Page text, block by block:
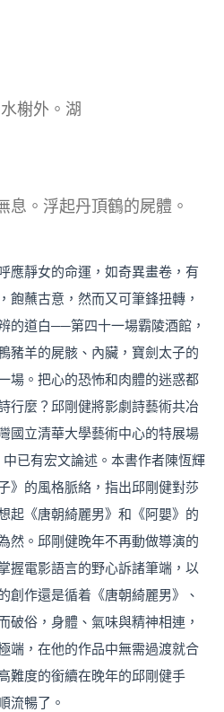
榭外。湖
息。浮起丹頂鶴的屍體。
應靜女的命運，如奇異畫卷，有
飽蘸古意，然而又可筆鋒扭轉，
的道白──第四十一場霸陵酒館，
豬羊的屍骸、內臟，寶劍太子的
場。把心的恐怖和肉體的迷惑都
行麼？邱剛健將影劇詩藝術共冶
國立清華大學藝術中心的特展場
已有宏文論述。本書作者陳恆輝
》的風格脈絡，指出邱剛健對莎
起《唐朝綺麗男》和《阿嬰》的
然。邱剛健晚年不再動做導演的
握電影語言的野心訴諸筆端，以
創作還是循着《唐朝綺麗男》、
破俗，身體、氣味與精神相連，
端，在他的作品中無需過渡就合
難度的銜續在晚年的邱剛健手
流暢了。